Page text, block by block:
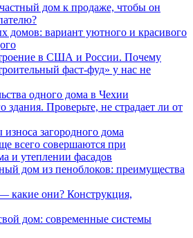
дом к продаже, чтобы он
домов: вариант уютного и красивого
в США и России. Почему
фаст-фуд» у нас не
одного дома в Чехии
здания. Проверьте, не страдает ли от
загородного дома
всего совершаются при
и утеплении фасадов
дом из пеноблоков: преимущества
какие они? Конструкция,
дом: современные системы